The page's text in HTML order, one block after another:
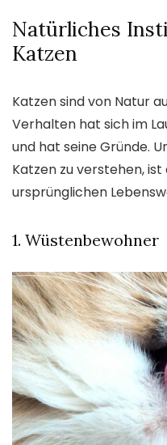
Natürliches
Katzen
Katzen sind von Natur
Verhalten hat sich im
und hat seine Gründe.
Katzen zu verstehen,
ursprünglichen
1. Wüstenbewohner